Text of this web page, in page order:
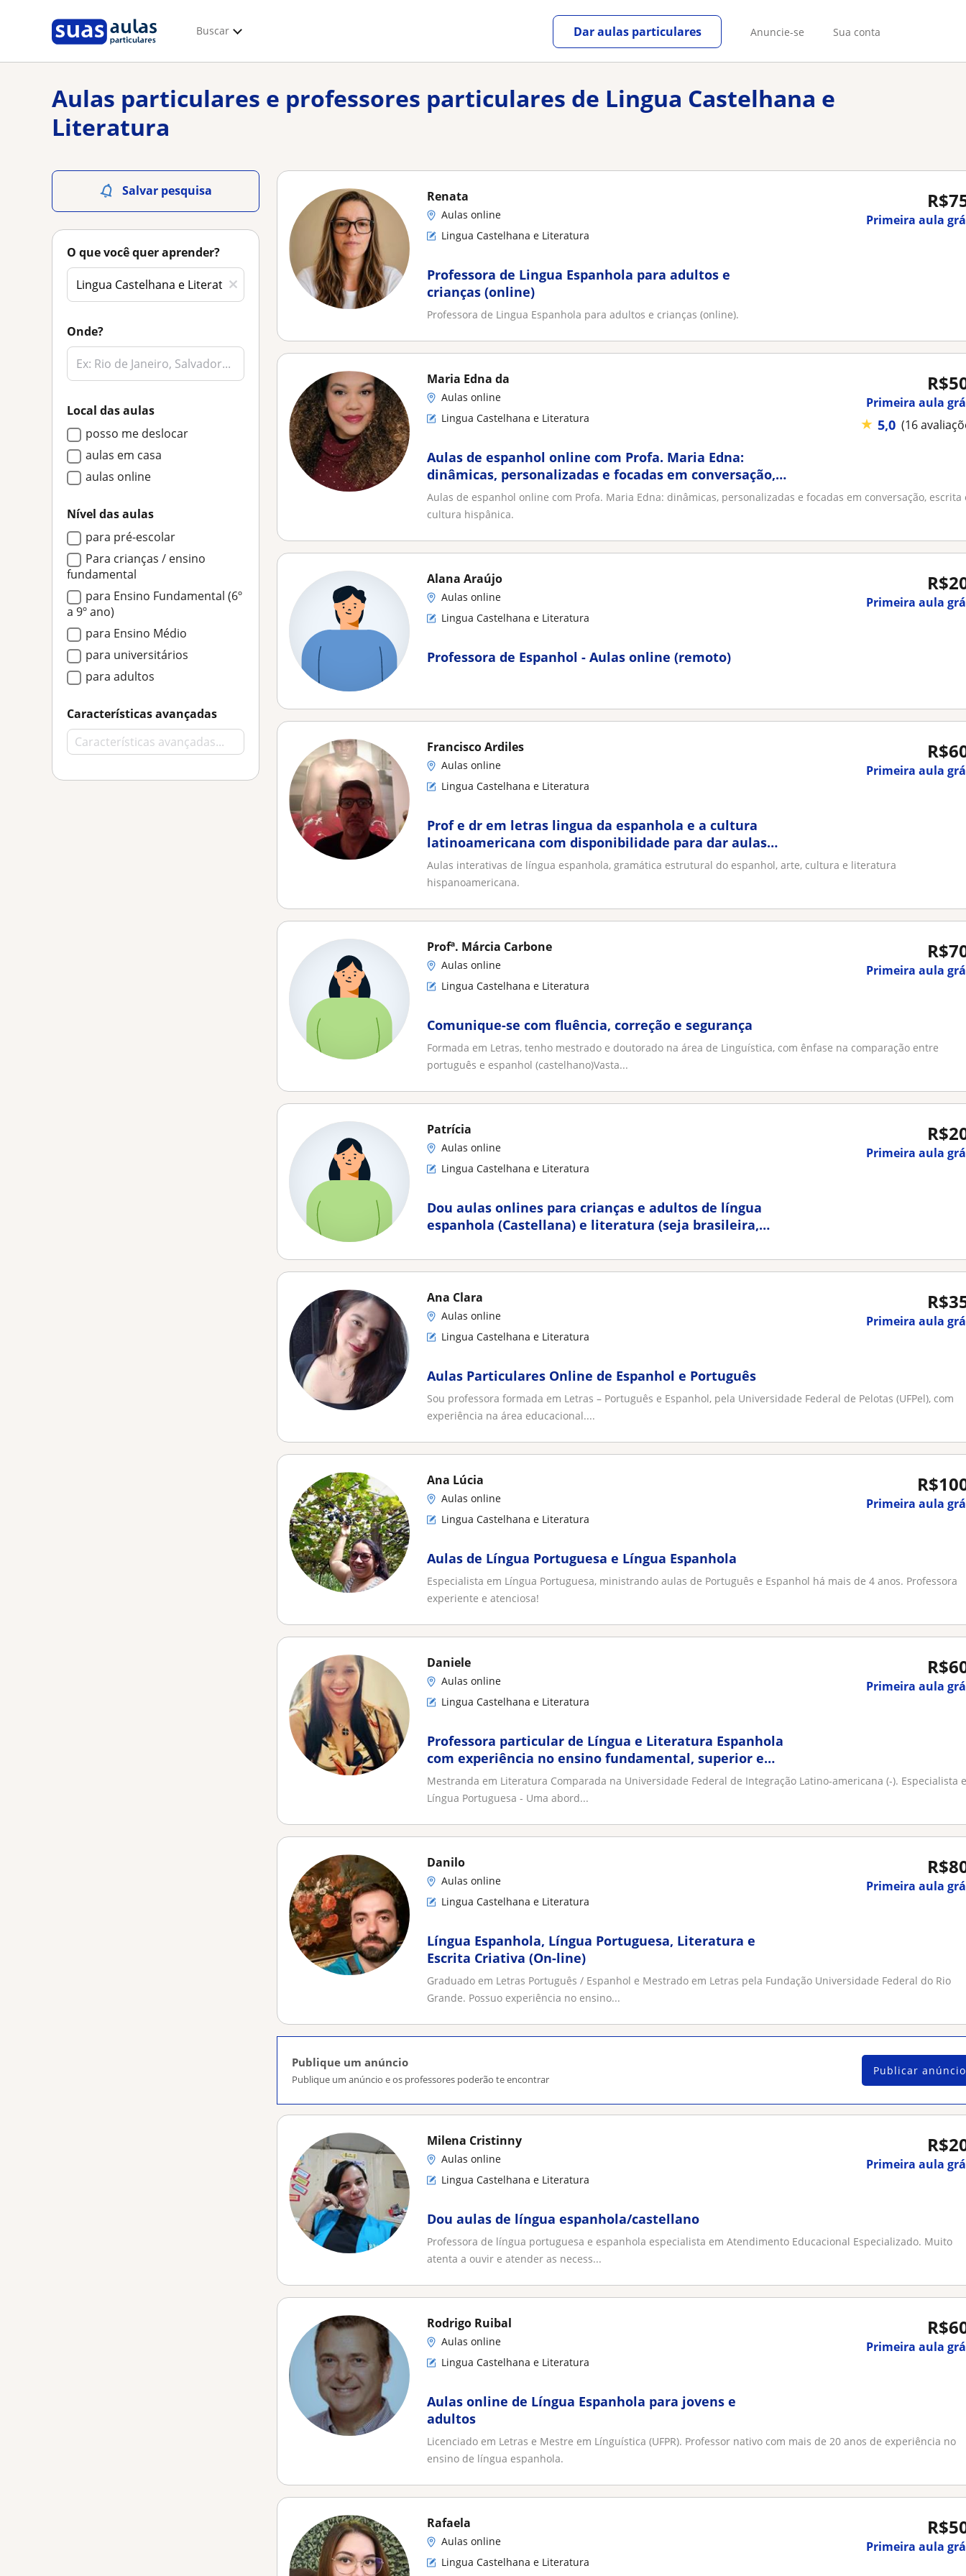
Buscar Anuncie-se Sua conta
Dar aulas particulares
Aulas particulares e professores particulares de Lingua Castelhana e
Literatura
Salvar pesquisa
O que você quer aprender?
Onde?
Local das aulas
posso me deslocar
aulas em casa
aulas online
Nível das aulas
para pré-escolar
Para crianças / ensino
fundamental
para Ensino Fundamental (6º
a 9º ano)
para Ensino Médio
para universitários
para adultos
Características avançadas
Primeira aula
Renata
Aulas online
Lingua Castelhana e Literatura
Professora de Lingua Espanhola para adultos e
crianças (online)
Professora de Lingua Espanhola para adultos e crianças (online).
Primeira aula
★ 5,0 (16
Maria Edna da
Aulas online
Lingua Castelhana e Literatura
Aulas de espanhol online com Profa. Maria Edna:
dinâmicas, personalizadas e focadas em conversação,
escrita e cultura hispânica
Aulas de espanhol online com Profa. Maria Edna: dinâmicas, personalizadas e focadas em conversação, escrita
cultura hispânica.
Primeira aula
Alana Araújo
Aulas online
Lingua Castelhana e Literatura
Professora de Espanhol - Aulas online (remoto)
Primeira aula
Francisco Ardiles
Aulas online
Lingua Castelhana e Literatura
Prof e dr em letras lingua da espanhola e a cultura
latinoamericana com disponibilidade para dar aulas
remotas ou presenciais
Aulas interativas de língua espanhola, gramática estrutural do espanhol, arte, cultura e literatura
hispanoamericana.
Primeira aula
Profª. Márcia Carbone
Aulas online
Lingua Castelhana e Literatura
Comunique-se com fluência, correção e segurança
Formada em Letras, tenho mestrado e doutorado na área de Linguística, com ênfase na comparação entre
português e espanhol (castelhano)Vasta...
Primeira aula
Patrícia
Aulas online
Lingua Castelhana e Literatura
Dou aulas onlines para crianças e adultos de língua
espanhola (Castellana) e literatura (seja brasileira,
Primeira aula
Ana Clara
Aulas online
Lingua Castelhana e Literatura
Aulas Particulares Online de Espanhol e Português
Sou professora formada em Letras – Português e Espanhol, pela Universidade Federal de Pelotas (UFPel), com
experiência na área educacional....
Primeira aula
Ana Lúcia
Aulas online
Lingua Castelhana e Literatura
Aulas de Língua Portuguesa e Língua Espanhola
Especialista em Língua Portuguesa, ministrando aulas de Português e Espanhol há mais de 4 anos. Professora
experiente e atenciosa!
Primeira aula
Daniele
Aulas online
Lingua Castelhana e Literatura
Professora particular de Língua e Literatura Espanhola
com experiência no ensino fundamental, superior e
provas de proficiência
Mestranda em Literatura Comparada na Universidade Federal de Integração Latino-americana (-). Especialista
Língua Portuguesa - Uma abord...
Primeira aula
Danilo
Aulas online
Lingua Castelhana e Literatura
Língua Espanhola, Língua Portuguesa, Literatura e
Escrita Criativa (On-line)
Graduado em Letras Português / Espanhol e Mestrado em Letras pela Fundação Universidade Federal do Rio
Grande. Possuo experiência no ensino...
Publique um anúncio
Publique um anúncio e os professores poderão te encontrar
Publicar anúncio
Primeira aula
Milena Cristinny
Aulas online
Lingua Castelhana e Literatura
Dou aulas de língua espanhola/castellano
Professora de língua portuguesa e espanhola especialista em Atendimento Educacional Especializado. Muito
atenta a ouvir e atender as necess...
Primeira aula
Rodrigo Ruibal
Aulas online
Lingua Castelhana e Literatura
Aulas online de Língua Espanhola para jovens e
adultos
Licenciado em Letras e Mestre em Línguística (UFPR). Professor nativo com mais de 20 anos de experiência no
ensino de língua espanhola.
Primeira aula
Rafaela
Aulas online
Lingua Castelhana e Literatura